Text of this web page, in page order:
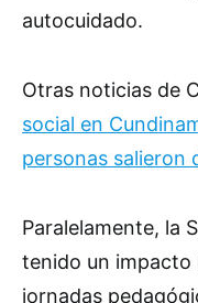
autocuidado.
Otras noticias de
social en
personas salieron
Paralelamente, la
tenido un impacto
jornadas